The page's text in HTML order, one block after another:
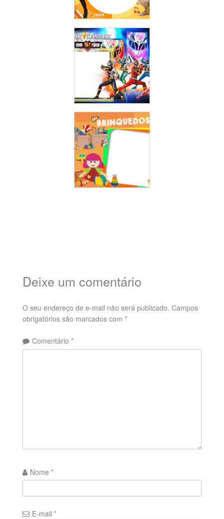
Deixe um comentário
O seu endereço de e-mail não será publicado. Campos
obrigatórios são marcados com *
Comentário *
Nome *
E-mail *